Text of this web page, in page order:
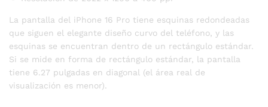
La pantalla del iPhone 16 Pro tiene esquinas redondeadas
que siguen el elegante diseño curvo del teléfono, y las
esquinas se encuentran dentro de un rectángulo estándar.
Si se mide en forma de rectángulo estándar, la pantalla
tiene 6.27 pulgadas en diagonal (el área real de
visualización es menor).